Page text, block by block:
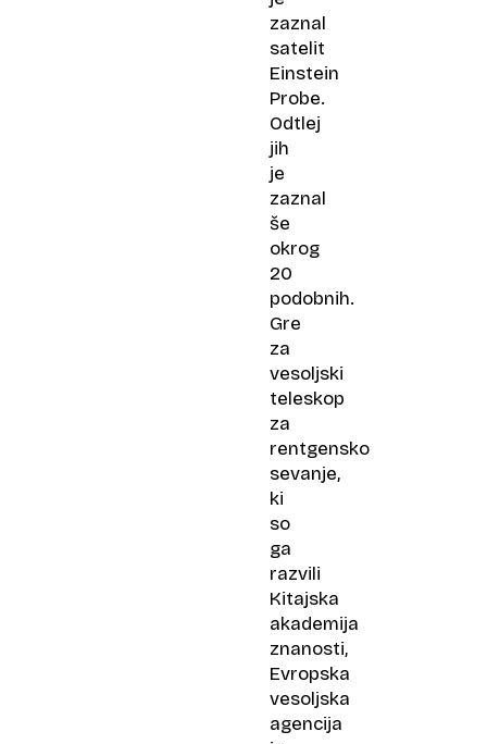
zaznal
satelit
Einstein
Probe.
Odtlej
jih
je
zaznal
še
okrog
20
podobnih.
Gre
za
vesoljski
teleskop
za
rentgensko
sevanje,
ki
so
ga
razvili
Kitajska
akademija
znanosti,
Evropska
vesoljska
agencija